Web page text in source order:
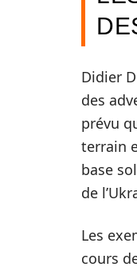
Didier
des
prévu
terrain
base
de
Les
cours